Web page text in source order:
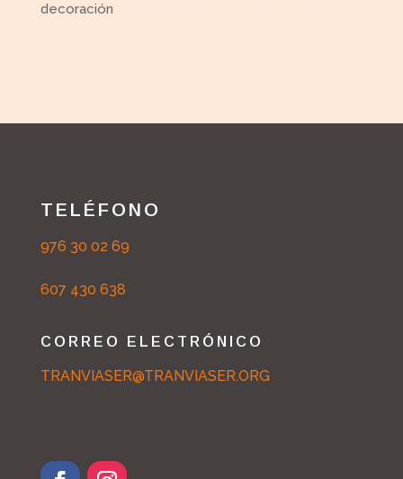
decoración
TELÉFONO
976 30 02 69
607 430 638
CORREO ELECTRÓNICO
TRANVIASER@TRANVIASER.ORG